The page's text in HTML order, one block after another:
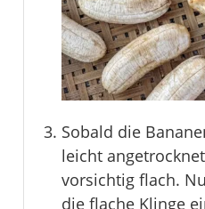
Sobald die
leicht
vorsichtig flach.
die flache Klinge